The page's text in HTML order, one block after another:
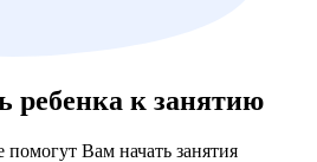
ребенка к занятию
Вам начать занятия